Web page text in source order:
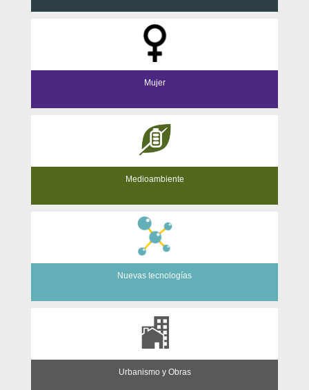
Mujer
Medioambiente
Nuevas tecnologías
Urbanismo y Obras